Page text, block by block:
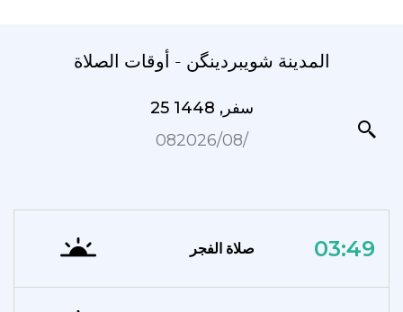
المدينة شویبردینگن - أوقات الصلاة
25 سفر, 1448
08‏/08‏/2026
صلاة الفجر 03:49